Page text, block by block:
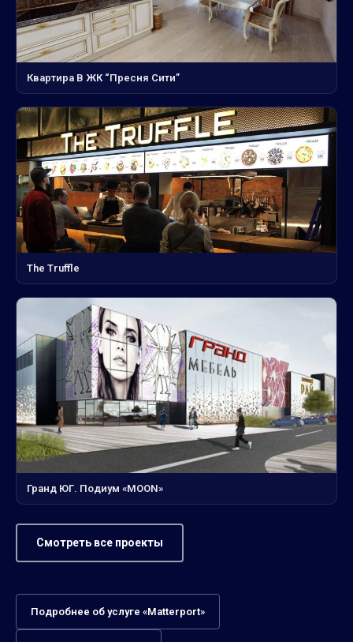
Квартира В ЖК “Пресня Сити”
The Truffle
Гранд ЮГ. Подиум «MOON»
Смотреть все проекты
Подробнее об услуге «Matterport»